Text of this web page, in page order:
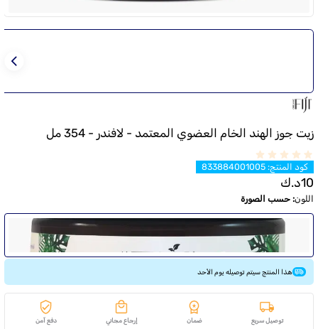
زيت جوز الهند الخام العضوي المعتمد - لافندر - 354 مل
كود المنتج:
833884001005
10د.ك
اللون: حسب الصورة
هذا المنتج سيتم توصيله يوم الأحد
توصيل سريع ضمان إرجاع مجاني دفع آمن